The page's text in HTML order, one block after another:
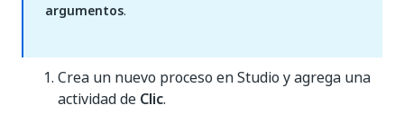
argumentos.
Crea un nuevo proceso en Studio y agrega una
actividad de Clic.